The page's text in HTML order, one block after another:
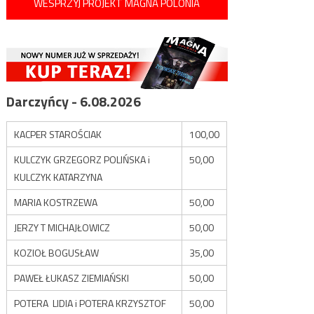
Darczyńcy - 6.08.2026
KACPER STAROŚCIAK
100,00
KULCZYK GRZEGORZ POLIŃSKA i
KULCZYK KATARZYNA
50,00
MARIA KOSTRZEWA
50,00
JERZY T MICHAJŁOWICZ
50,00
KOZIOŁ BOGUSŁAW
35,00
PAWEŁ ŁUKASZ ZIEMIAŃSKI
50,00
POTERA LIDIA i POTERA KRZYSZTOF
50,00